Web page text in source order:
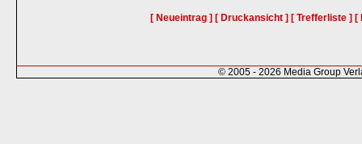
[ Neueintrag ] [ Druckansicht ] [ Trefferliste ] [
© 2005 - 2026 Media Group